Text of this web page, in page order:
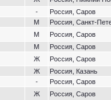
-
Россия, Саров
М
Россия, Санкт-
М
Россия, Саров
М
Россия, Саров
Ж
Россия, Саров
Ж
Россия, Казань
-
Россия, Саров
Ж
Россия, Саров